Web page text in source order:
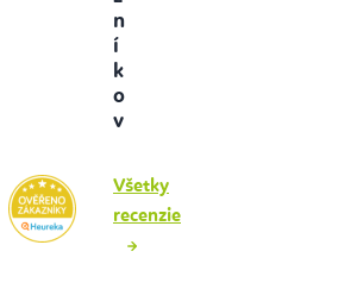
n
í
k
o
v
Všetky
recenzie